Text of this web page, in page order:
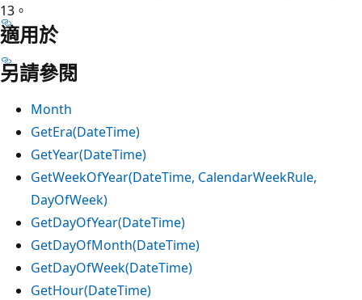
13。
適用於
另請參閱
Month
GetEra(DateTime)
GetYear(DateTime)
GetWeekOfYear(DateTime, CalendarWeekRule,
DayOfWeek)
GetDayOfYear(DateTime)
GetDayOfMonth(DateTime)
GetDayOfWeek(DateTime)
GetHour(DateTime)